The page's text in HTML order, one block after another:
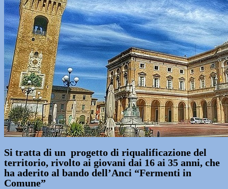
Si tratta di un progetto di riqualificazione del
territorio, rivolto ai giovani dai 16 ai 35 anni, che
ha aderito al bando dell’Anci “Fermenti in
Comune”